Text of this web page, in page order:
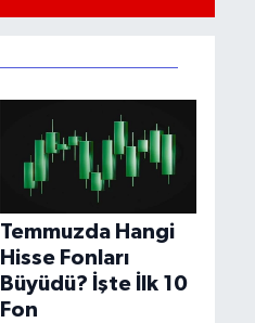
Temmuzda Hangi
Hisse Fonları
Büyüdü? İşte İlk 10
Fon